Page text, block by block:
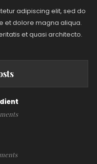
adipiscing elit, sed do
et dolore magna aliqua.
et quasi architecto.